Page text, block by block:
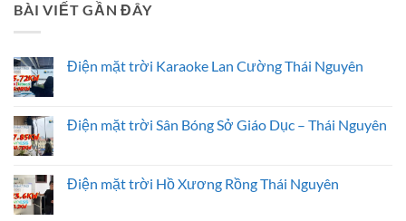
BÀI VIẾT GẦN ĐÂY
Điện mặt trời Karaoke Lan Cường Thái Nguyên
luận
ở
Karaoke
Lan
Điện mặt trời Sân Bóng Sở Giáo Dục – Thái Nguyên
luận
ở
Điện mặt trời Hồ Xương Rồng Thái Nguyên